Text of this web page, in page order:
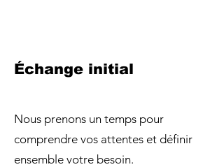
Échange initial
Nous prenons un temps pour
comprendre vos attentes et définir
ensemble votre besoin.